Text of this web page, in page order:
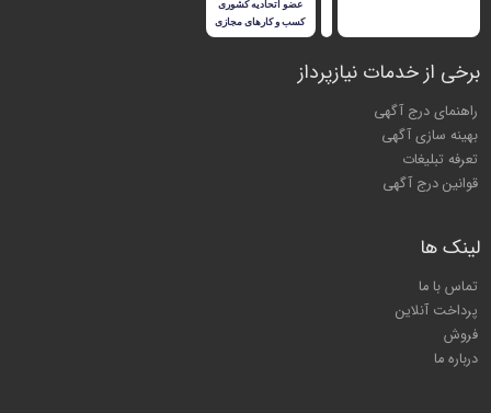
برخی از خدمات نیازپرداز
راهنمای درج آگهی
بهینه سازی آگهی
تعرفه تبلیغات
قوانین درج آگهی
لینک ها
تماس با ما
پرداخت آنلاین
فروش
درباره ما